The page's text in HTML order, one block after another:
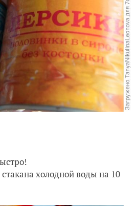
холодной воды на 10